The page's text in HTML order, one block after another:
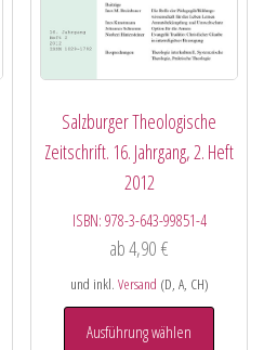
Salzburger Theologische
Zeitschrift. 16. Jahrgang, 2. Heft
2012
ISBN: 978-3-643-99851-4
ab4,90€
und inkl. Versand (D, A, CH)
Ausführung wählen